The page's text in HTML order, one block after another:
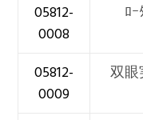
05812-
0008
ﾛ
05812-
0009
双